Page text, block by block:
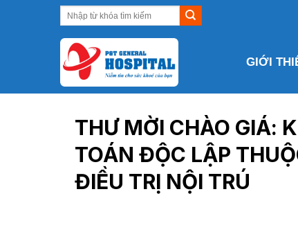
GIỚI
THƯ MỜI CHÀO GIÁ:
TOÁN ĐỘC LẬP
ĐIỀU TRỊ NỘI TRÚ